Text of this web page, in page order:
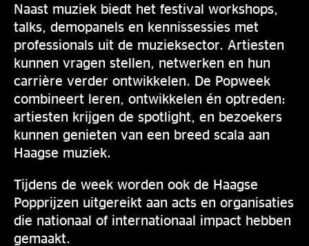
Naast muziek biedt het festival workshops,
talks, demopanels en kennissessies met
professionals uit de muzieksector. Artiesten
kunnen vragen stellen, netwerken en hun
carrière verder ontwikkelen. De Popweek
combineert leren, ontwikkelen én optreden:
artiesten krijgen de spotlight, en bezoekers
kunnen genieten van een breed scala aan
Haagse muziek.
Tijdens de week worden ook de Haagse
Popprijzen uitgereikt aan acts en organisaties
die nationaal of internationaal impact hebben
gemaakt.